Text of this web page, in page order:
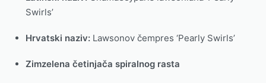
Swirls’
Hrvatski naziv: Lawsonov čempres ‘Pearly Swirls’
Zimzelena četinjača spiralnog rasta